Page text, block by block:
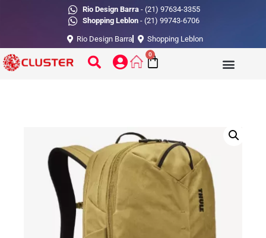
Rio Design Barra- (21) 97634-3355
Shopping Leblon - (21) 99743-6706
Rio Design Barra Shopping Leblon
0